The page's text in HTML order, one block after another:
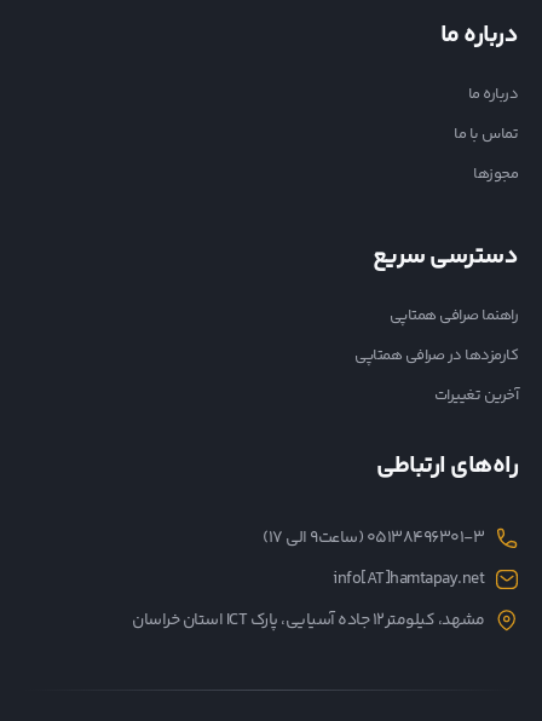
درباره ما
درباره ما
تماس با ما
مجوزها
دسترسی سریع
راهنما صرافی همتاپی
کارمزدها در صرافی همتاپی
آخرین تغییرات
راه‌های ارتباطی
05138496301-3 (ساعت۹ الی ۱۷)
info[AT]hamtapay.net
مشهد، کیلومتر12 جاده آسیایی، پارک ICT استان خراسان